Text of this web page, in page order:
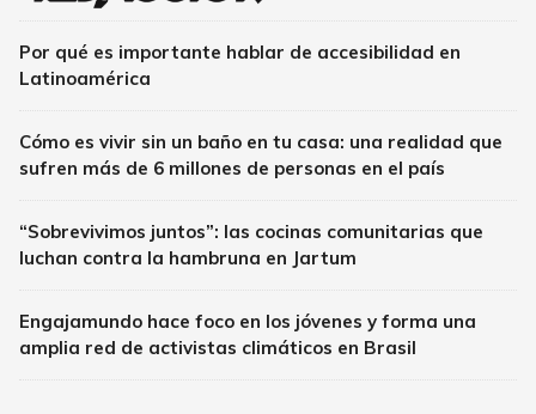
Por qué es importante hablar de accesibilidad en
Latinoamérica
Cómo es vivir sin un baño en tu casa: una realidad que
sufren más de 6 millones de personas en el país
“Sobrevivimos juntos”: las cocinas comunitarias que
luchan contra la hambruna en Jartum
Engajamundo hace foco en los jóvenes y forma una
amplia red de activistas climáticos en Brasil